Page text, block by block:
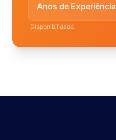
Anos de Experiência
Disponibilidade.